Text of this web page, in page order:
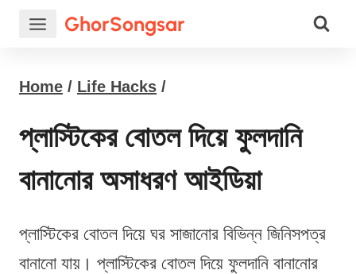
GhorSongsar
Home / Life Hacks /
প্লাস্টিকের বোতল দিয়ে ফুলদানি
বানানোর অসাধরণ আইডিয়া
প্লাস্টিকের বোতল দিয়ে ঘর সাজানোর বিভিন্ন জিনিসপত্র
বানানো যায়। প্লাস্টিকের বোতল দিয়ে ফুলদানি বানানোর